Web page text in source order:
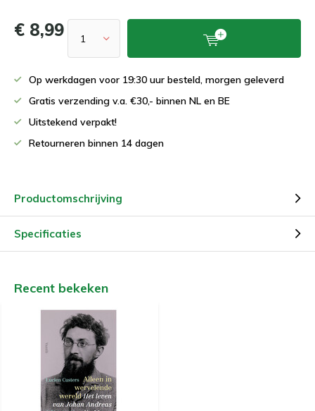
€ 8,99
Op werkdagen voor 19:30 uur besteld, morgen geleverd
Gratis verzending v.a. €30,- binnen NL en BE
Uitstekend verpakt!
Retourneren binnen 14 dagen
Productomschrijving
Specificaties
Recent bekeken